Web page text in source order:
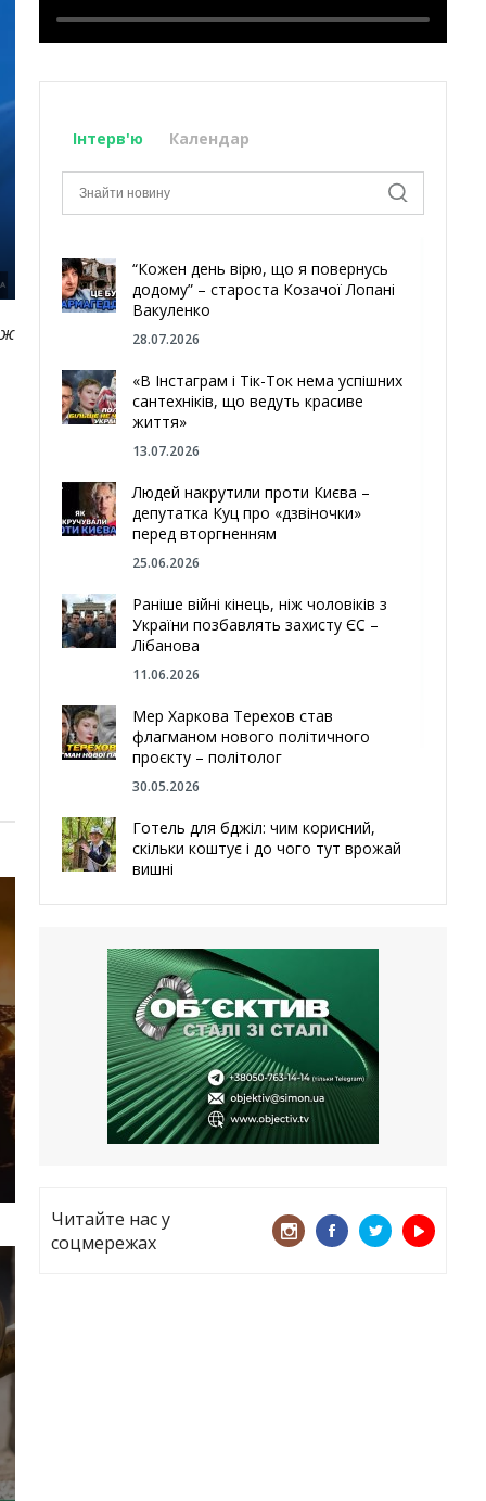
ж
Інтерв'ю Календар
“Кожен день вірю, що я повернусь
додому” – староста Козачої Лопані
Вакуленко
28.07.2026
«В Інстаграм і Тік-Ток нема успішних
сантехніків, що ведуть красиве
життя»
13.07.2026
Людей накрутили проти Києва –
депутатка Куц про «дзвіночки»
перед вторгненням
25.06.2026
Раніше війні кінець, ніж чоловіків з
України позбавлять захисту ЄС –
Лібанова
11.06.2026
Мер Харкова Терехов став
флагманом нового політичного
проєкту – політолог
30.05.2026
Готель для бджіл: чим корисний,
скільки коштує і до чого тут врожай
вишні
Чугуєва, міста, яке встояло попри
все
21.05.2026
«ТЦК порушує закон? Нехай
платять!» Як завдяки штрафу жінку
виключили з обліку
15.05.2026
Читайте нас у
соцмережах